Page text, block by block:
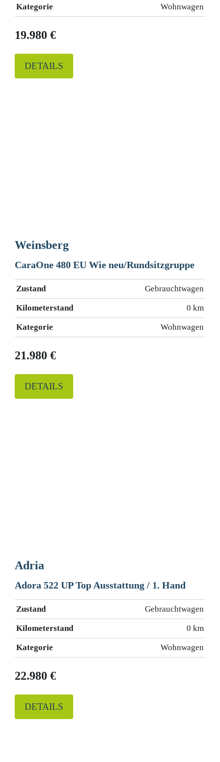
Kategorie Wohnwagen
19.980 €
DETAILS
Weinsberg
CaraOne 480 EU Wie neu/Rundsitzgruppe
Zustand Gebrauchtwagen
Kilometerstand 0 km
Kategorie Wohnwagen
21.980 €
DETAILS
Adria
Adora 522 UP Top Ausstattung / 1. Hand
Zustand Gebrauchtwagen
Kilometerstand 0 km
Kategorie Wohnwagen
22.980 €
DETAILS